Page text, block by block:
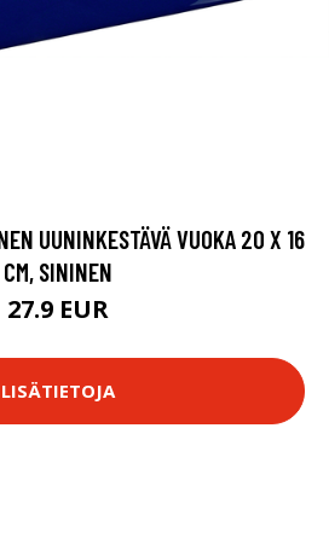
UUNINKESTÄVÄ VUOKA 20 X 16
CM, SININEN
27.9 EUR
LISÄTIETOJA